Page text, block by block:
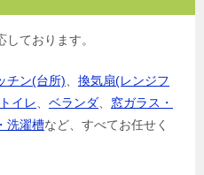
しております。
チン(台所)、 換気扇(レンジフ
トイレ、 ベランダ、 窓ガラス・
洗濯槽など、すべてお任せく